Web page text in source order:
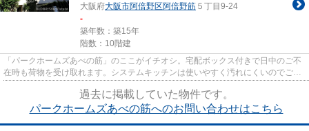
大阪府大阪市阿倍野区阿倍野筋 ５丁目9-24
-
築年数：築15年
階数：10階建
「パークホームズあべの筋」のここがイチオシ。宅配ボックス付きで日中のご不
在時も荷物を受け取れます。システムキッチンは使いやすく汚れにくいのでご好
過去に掲載していた物件です。
パークホームズあべの筋へのお問い合わせはこちら